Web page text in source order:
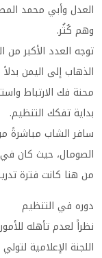
العدل وأبي محمد
وهم كُثُر.
توجه العدد الأكبر من
الذهاب إلى اليمن
محنة فك الارتباط
بداية تفكك التنظيم.
سافر الشاب مباشرةً
الصومال، حيث كان
من هنا كانت فترة
دوره في التنظيم
نظراً لعدم تأهله
اللجنة الإعلامية